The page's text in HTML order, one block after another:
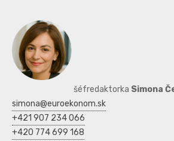
šéfredaktorka Simona
simona@euroekonom.sk
+421 907 234 066
+420 774 699 168